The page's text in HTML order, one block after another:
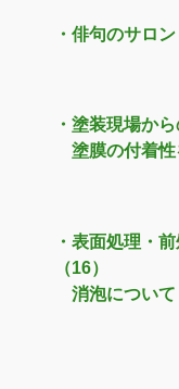
・俳句のサロ
・塗装現場か
塗膜の付着性
・表面処理・
（16）
消泡について